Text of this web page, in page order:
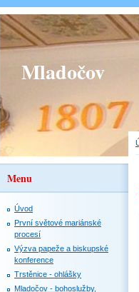
Mladočov
Menu
Úvod
První světové mariánské
procesí
Výzva papeže a biskupské
konference
Trstěnice - ohlášky
Mladočov - bohoslužby,